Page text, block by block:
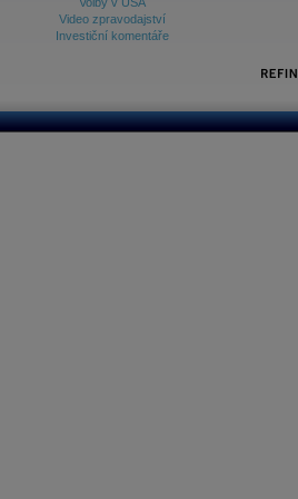
Video zpravodajství
Investiční komentáře